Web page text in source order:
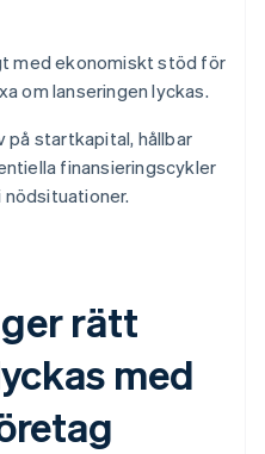
med ekonomiskt stöd för
om lanseringen lyckas.
på startkapital, hållbar
finansieringscykler
rätt
med